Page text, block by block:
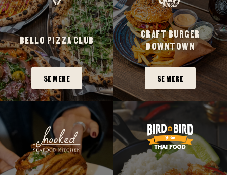
BELLO PIZZA CLUB
SE MERE
CRAFT BURGER
DOWNTOWN
SE MERE